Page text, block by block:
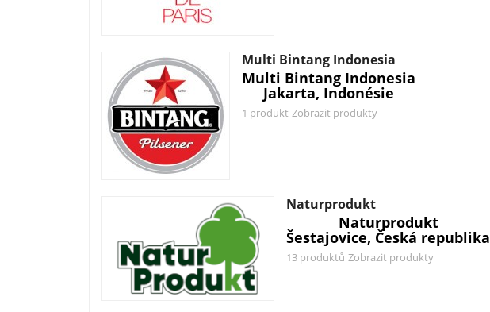
Multi Bintang Indonesia
Multi Bintang Indonesia
Jakarta, Indonésie
1 produkt Zobrazit produkty
Naturprodukt
Naturprodukt
Šestajovice, Česká republika
13 produktů Zobrazit produkty